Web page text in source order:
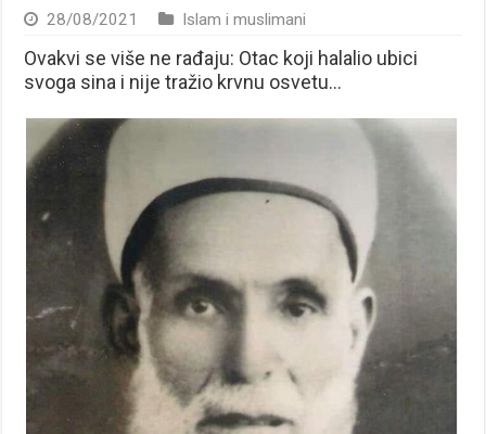
28/08/2021 Islam i muslimani
Ovakvi se više ne rađaju: Otac koji halalio ubici
svoga sina i nije tražio krvnu osvetu…